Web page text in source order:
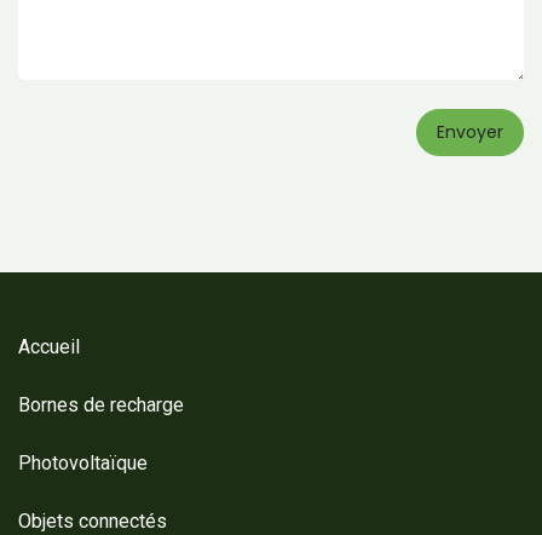
Envoyer
Accueil
Bornes de recharge
Photovoltaïque
Objets connectés